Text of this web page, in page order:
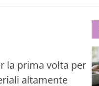
la prima volta per
altamente